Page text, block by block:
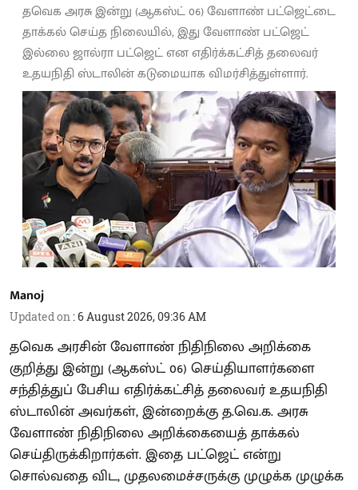
தவெக அரசு இன்று (ஆகஸ்ட் 06) வேளாண் பட்ஜெட்டை
தாக்கல் செய்த நிலையில், இது வேளாண் பட்ஜெட்
இல்லை ஜால்ரா பட்ஜெட் என எதிர்க்கட்சித் தலைவர்
உதயநிதி ஸ்டாலின் கடுமையாக விமர்சித்துள்ளார்.
Manoj
Updated on :6 August 2026, 09:36 AM
தவெக அரசின் வேளாண் நிதிநிலை அறிக்கை
குறித்து இன்று (ஆகஸ்ட் 06) செய்தியாளர்களை
சந்தித்துப் பேசிய எதிர்க்கட்சித் தலைவர் உதயநிதி
ஸ்டாலின் அவர்கள், இன்றைக்கு த.வெ.க. அரசு
வேளாண் நிதிநிலை அறிக்கையைத் தாக்கல்
செய்திருக்கிறார்கள். இதை பட்ஜெட் என்று
சொல்வதை விட, முதலமைச்சருக்கு முழுக்க முழுக்க